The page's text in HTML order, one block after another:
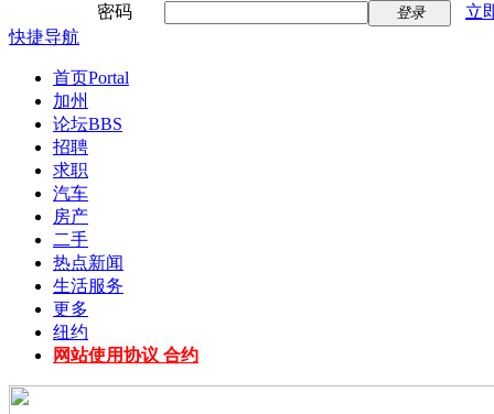
密码
登录
立
快捷导航
首页Portal
加州
论坛BBS
招聘
求职
汽车
房产
二手
热点新闻
生活服务
更多
纽约
网站使用协议 合约